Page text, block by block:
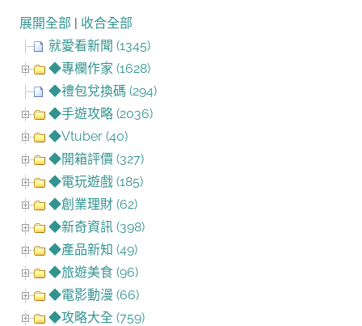
展開全部 | 收合全部
就愛看新聞 (1345)
◆專欄作家 (1628)
◆禮包兌換碼 (294)
◆手遊攻略 (2036)
◆Vtuber (40)
◆開箱評價 (327)
◆電玩遊戲 (185)
◆創業理財 (62)
◆新奇資訊 (398)
◆產品新知 (49)
◆旅遊美食 (96)
◆電影動漫 (66)
◆攻略大全 (759)